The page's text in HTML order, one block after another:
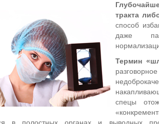
тракта
способ
даже
Термин
спецы